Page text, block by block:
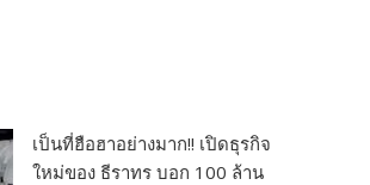
เป็นที่ฮือฮาอย่างมาก!! เปิดธุรกิจ
ใหม่ของ ธีราทร บอก 100 ล้าน